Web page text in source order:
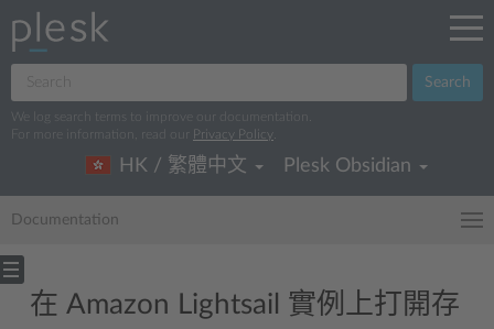
Search
We log search terms to improve our documentation.
For more information, read our
Privacy Policy
HK / 繁體中文 Plesk Obsidian
Documentation
在 Amazon Lightsail 實例上打開存